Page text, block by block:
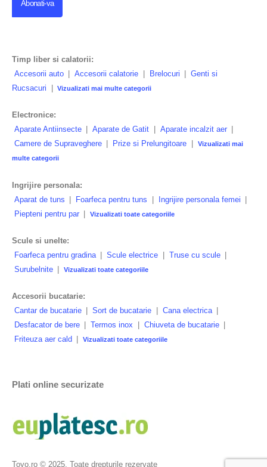
Timp liber si calatorii:
Accesorii auto
Accesorii calatorie Brelocuri
Genti si
Rucsacuri
Vizualizati mai multe categorii
Electronice:
Aparate Antiinsecte
Aparate de Gatit Aparate incalzit aer
Camere de Supraveghere
Prize si Prelungitoare
Vizualizati mai
multe categorii
Ingrijire personala:
Aparat de tuns | Foarfeca pentru tuns | Ingrijire personala femei |
Piepteni pentru par | Vizualizati toate categoriile
Scule si unelte:
Foarfeca pentru gradina
Scule electrice Truse cu scule
Surubelnite
Vizualizati toate categoriile
Accesorii bucatarie:
Cantar de bucatarie
Sort de bucatarie Cana electrica
Desfacator de bere
Termos inox Chiuveta de bucatarie
Friteuza aer cald
Vizualizati toate categoriile
Plati online securizate
Toyo.ro © 2025. Toate drepturile rezervate